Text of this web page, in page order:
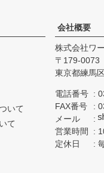
いて
て
会社概要
株式会社ワ
179-0073
東京都練馬
電話番号
FAX番号
メール
営業時間
定休日